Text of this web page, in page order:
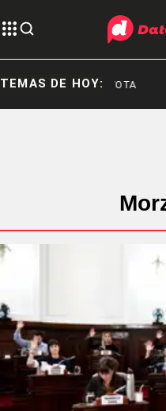
TEMAS DE HOY:TOYOTA